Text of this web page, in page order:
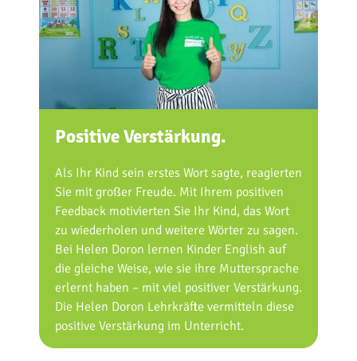
Positive Verstärkung.
Als Ihr Kind sein erstes Wort sagte, reagierten
Sie mit großer Freude. Mit Ihrem positiven
Feedback motivierten Sie Ihr Kind, das Wort
zu wiederholen und weitere Wörter zu sagen.
Bei Helen Doron lernen Kinder English auf
die gleiche Weise, wie sie ihre Muttersprache
erlernt haben – mit viel positiver Verstärkung.
Die Helen Doron Lehrkräfte vermitteln diese
positive Verstärkung im Unterricht.